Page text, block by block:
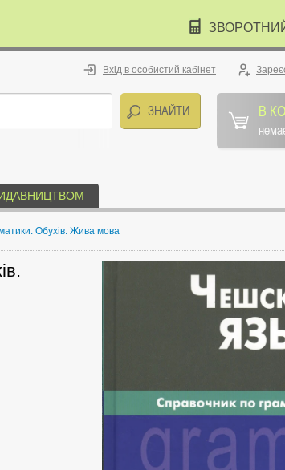
Вхід в особистий кабінет
В
Обухів. Жива мова